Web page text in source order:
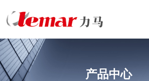
产品中心